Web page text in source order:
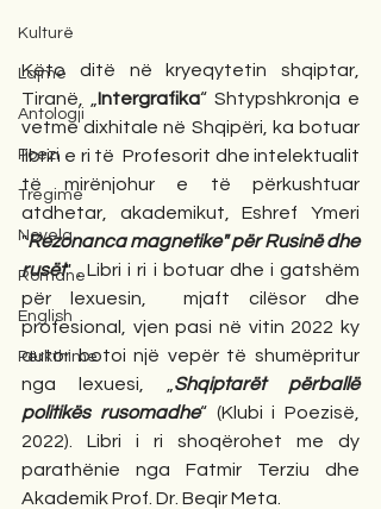
Kulturë
Lajme
Antologji
Poezi
Tregime
Novela
Romane
English
Përkthime
Këto ditë në kryeqytetin shqiptar,
Tiranë, „ Intergrafika“ Shtypshkronja e
vetme dixhitale në Shqipëri, ka botuar
librin e ri të  Profesorit dhe intelektualit
të mirënjohur e të përkushtuar
atdhetar, akademikut, Eshref Ymeri
"Rezonanca magnetike" për Rusinë dhe
rusët" . Libri i ri i botuar dhe i gatshëm
për lexuesin,  mjaft cilësor dhe
profesional, vjen pasi në vitin 2022 ky
autor botoi një vepër të shumëpritur
nga lexuesi, „ Shqiptarët përballë
politikës rusomadhe“ (Klubi i Poezisë,
2022). Libri i ri shoqërohet me dy
parathënie nga Fatmir Terziu dhe
Akademik Prof. Dr. Beqir Meta.